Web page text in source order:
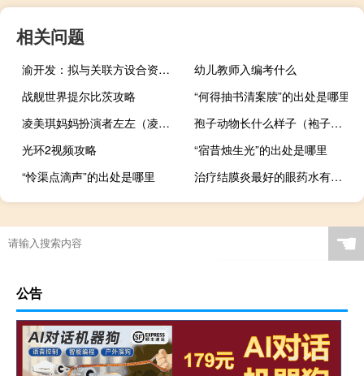
相关问题
渝开发：拟与关联方设合资公司渝加颐置地
幼儿教师入编考什么
战舰世界提尔比茨攻略
“何得抽书清案牍”的出处是哪里
凌美琪妈妈扮演者左左（凌妈妈左左现在怎么了）
孢子动物长什么样子（袍子动物）
光环2视频攻略
“宿昔烛生光”的出处是哪里
“怜渠点滴声”的出处是哪里
治疗结膜炎最好的眼药水有哪几种（结膜炎最好的眼药水有哪些）
☚
公告